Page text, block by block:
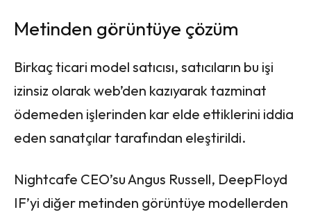
Metinden görüntüye çözüm
Birkaç ticari model satıcısı, satıcıların bu işi
izinsiz olarak web’den kazıyarak tazminat
ödemeden işlerinden kar elde ettiklerini iddia
eden sanatçılar tarafından eleştirildi.
Nightcafe CEO’su Angus Russell, DeepFloyd
IF’yi diğer metinden görüntüye modellerden